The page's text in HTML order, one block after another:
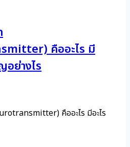
พ
คืออะไร มี
อย่างไร
คืออะไร มีอะไร